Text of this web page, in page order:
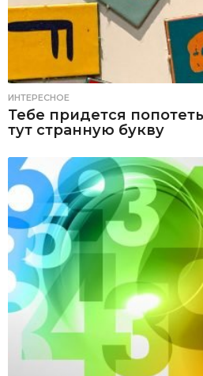
ИНТЕРЕСНОЕ
Тебе придется
тут странную букву